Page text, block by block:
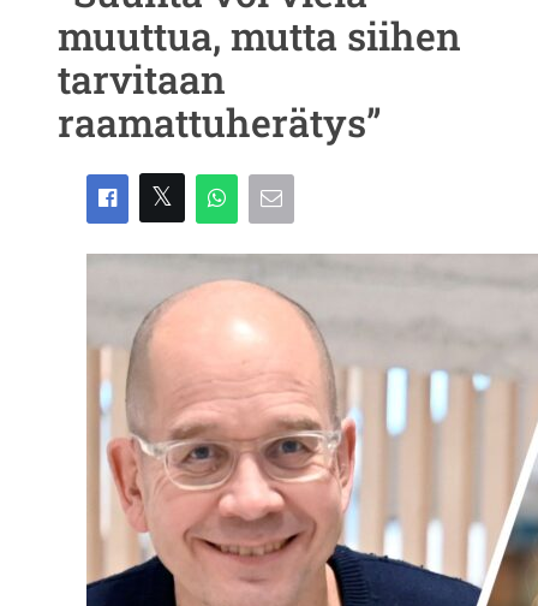
muuttua, mutta siihen
tarvitaan
raamattuherätys”